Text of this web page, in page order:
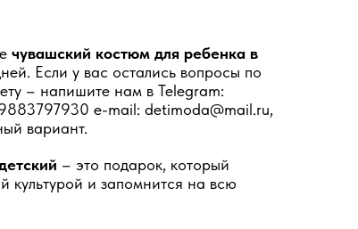
чувашский костюм для ребенка в
Если у вас остались вопросы по
– напишите нам в Telegram:
e-mail: detimoda@mail.ru,
вариант.
– это подарок, который
культурой и запомнится на всю